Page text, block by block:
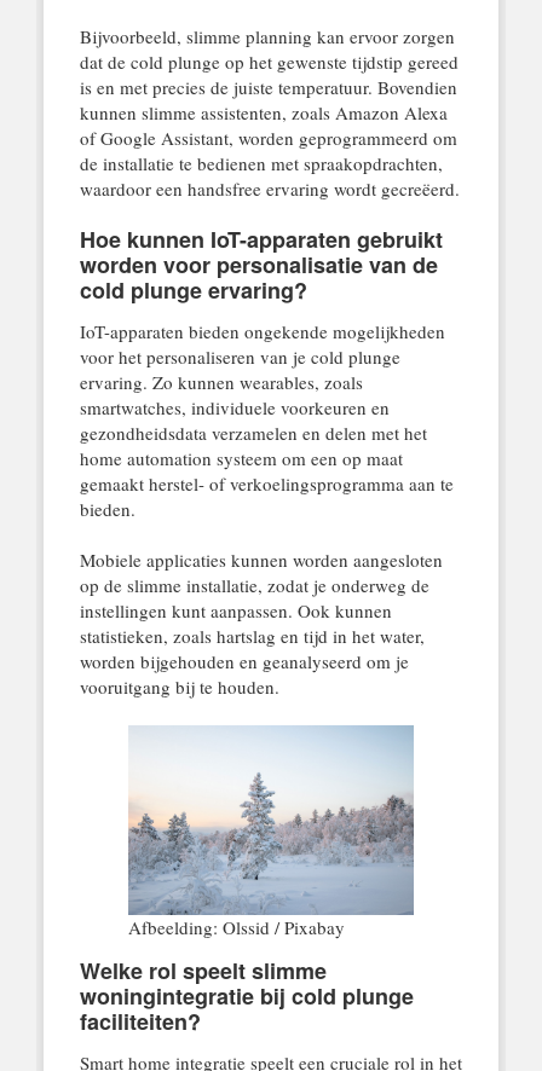
Bijvoorbeeld, slimme planning kan ervoor zorgen
dat de cold plunge op het gewenste tijdstip gereed
is en met precies de juiste temperatuur. Bovendien
kunnen slimme assistenten, zoals Amazon Alexa
of Google Assistant, worden geprogrammeerd om
de installatie te bedienen met spraakopdrachten,
waardoor een handsfree ervaring wordt gecreëerd.
Hoe kunnen IoT-apparaten gebruikt
worden voor personalisatie van de
cold plunge ervaring?
IoT-apparaten bieden ongekende mogelijkheden
voor het personaliseren van je cold plunge
ervaring. Zo kunnen wearables, zoals
smartwatches, individuele voorkeuren en
gezondheidsdata verzamelen en delen met het
home automation systeem om een op maat
gemaakt herstel- of verkoelingsprogramma aan te
bieden.
Mobiele applicaties kunnen worden aangesloten
op de slimme installatie, zodat je onderweg de
instellingen kunt aanpassen. Ook kunnen
statistieken, zoals hartslag en tijd in het water,
worden bijgehouden en geanalyseerd om je
vooruitgang bij te houden.
Afbeelding: Olssid / Pixabay
Welke rol speelt slimme
woningintegratie bij cold plunge
faciliteiten?
Smart home integratie speelt een cruciale rol in het